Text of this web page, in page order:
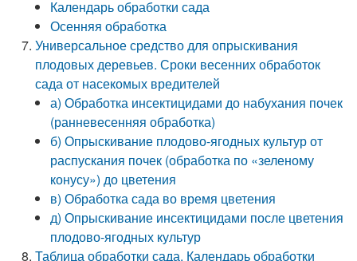
Календарь обработки сада
Осенняя обработка
Универсальное средство для опрыскивания
плодовых деревьев. Сроки весенних обработок
сада от насекомых вредителей
а) Обработка инсектицидами до набухания почек
(ранневесенняя обработка)
б) Опрыскивание плодово-ягодных культур от
распускания почек (обработка по «зеленому
конусу») до цветения
в) Обработка сада во время цветения
д) Опрыскивание инсектицидами после цветения
плодово-ягодных культур
Таблица обработки сада. Календарь обработки